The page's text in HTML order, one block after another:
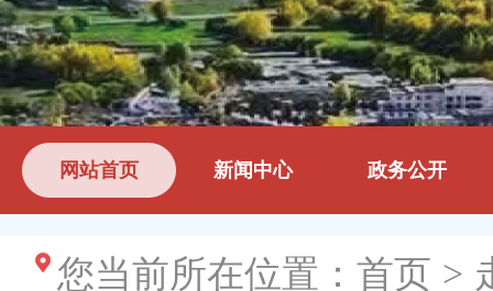
网站首页 新闻中心 政务公开
您当前所在位置： 首页 >